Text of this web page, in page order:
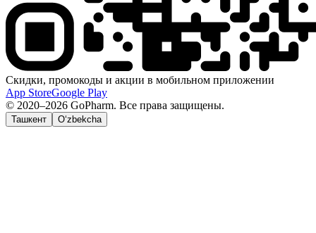
Скидки, промокоды и акции в мобильном приложении
App StoreGoogle Play
© 2020–2026 GoPharm. Все права защищены.
Ташкент O‘zbekcha